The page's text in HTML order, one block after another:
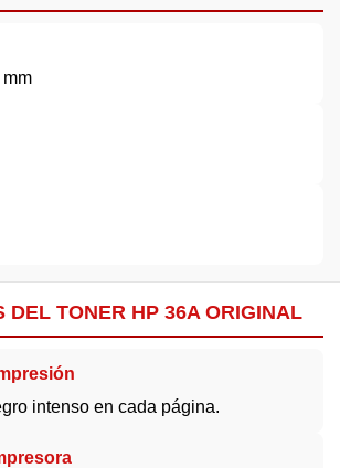
DEL TONER HP 36A ORIGINAL
intenso en cada página.